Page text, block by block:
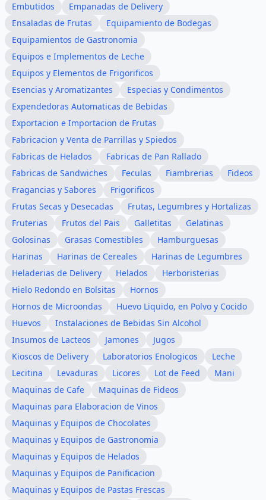
Embutidos
Empanadas de Delivery
Ensaladas de Frutas
Equipamiento de Bodegas
Equipamientos de Gastronomia
Equipos e Implementos de Leche
Equipos y Elementos de Frigorificos
Esencias y Aromatizantes
Especias y Condimentos
Expendedoras Automaticas de Bebidas
Exportacion e Importacion de Frutas
Fabricacion y Venta de Parrillas y Spiedos
Fabricas de Helados
Fabricas de Pan Rallado
Fabricas de Sandwiches
Feculas Fiambrerias
Fideos
Fragancias y Sabores
Frigorificos
Frutas Secas y Desecadas
Frutas, Legumbres y Hortalizas
Fruterias
Frutos del Pais Galletitas
Gelatinas
Golosinas
Grasas Comestibles
Hamburguesas
Harinas
Harinas de Cereales
Harinas de Legumbres
Heladerias de Delivery
Helados
Herboristerias
Hielo Redondo en Bolsitas
Hornos
Hornos de Microondas
Huevo Liquido, en Polvo y Cocido
Huevos
Instalaciones de Bebidas Sin Alcohol
Insumos de Lacteos
Jamones
Jugos
Kioscos de Delivery
Laboratorios Enologicos
Leche
Lecitina
Levaduras Licores Lot de Feed
Mani
Maquinas de Cafe
Maquinas de Fideos
Maquinas para Elaboracion de Vinos
Maquinas y Equipos de Chocolates
Maquinas y Equipos de Gastronomia
Maquinas y Equipos de Helados
Maquinas y Equipos de Panificacion
Maquinas y Equipos de Pastas Frescas